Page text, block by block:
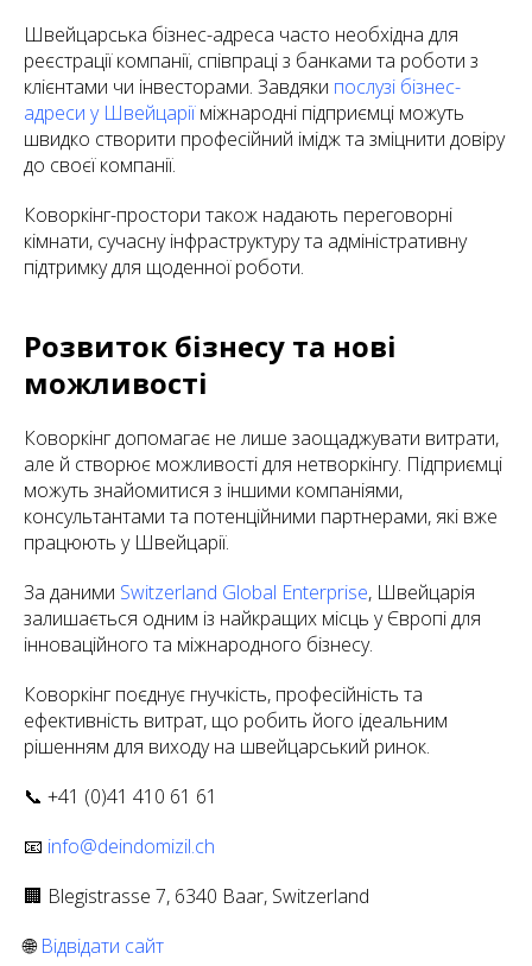
Швейцарська бізнес-адреса часто необхідна для
реєстрації компанії, співпраці з банками та роботи з
клієнтами чи інвесторами. Завдяки послузі бізнес-
адреси у Швейцаріїміжнародні підприємці можуть
швидко створити професійний імідж та зміцнити довіру
до своєї компанії.
Коворкінг-простори також надають переговорні
кімнати, сучасну інфраструктуру та адміністративну
підтримку для щоденної роботи.
Розвиток бізнесу та нові
можливості
Коворкінг допомагає не лише заощаджувати витрати,
але й створює можливості для нетворкінгу. Підприємці
можуть знайомитися з іншими компаніями,
консультантами та потенційними партнерами, які вже
працюють у Швейцарії.
За даними Switzerland Global Enterprise, Швейцарія
залишається одним із найкращих місць у Європі для
інноваційного та міжнародного бізнесу.
Коворкінг поєднує гнучкість, професійність та
ефективність витрат, що робить його ідеальним
рішенням для виходу на швейцарський ринок.
📞 +41 (0)41 410 61 61
📧 info@deindomizil.ch
🏢 Blegistrasse 7, 6340 Baar, Switzerland
🌐Відвідати сайт